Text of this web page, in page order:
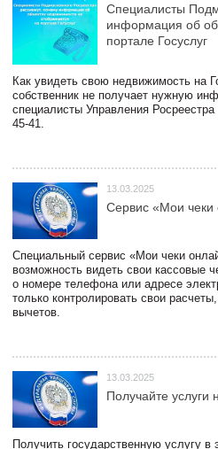
Специалисты
информация об
портале Госуслуг
Как увидеть свою недвижимость на
собственник не получает нужную
специалисты Управления
45-41.
13.03.2025
Сервис «Мои чеки
Специальный сервис «Мои чеки
возможность видеть свои кассовые
о номере телефона или адресе
только контролировать свои
вычетов.
13.03.2025
Получайте услуги
Получить государственную услугу